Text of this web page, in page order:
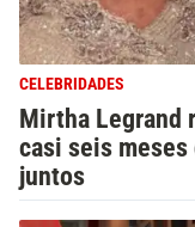
CELEBRIDADES
Mirtha Legrand
casi seis
juntos